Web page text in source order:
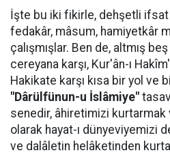
İşte bu iki fikirle, dehşetli
fedakâr, mâsum, hamiyetkâr
çalışmışlar. Ben de, altmış
cereyana karşı, Kur'ân-ı
Hakikate karşı kısa bir yol ve
"Dârülfünun-u İslâmiye"
senedir, âhiretimizi
olarak hayat-ı dünyeviyemizi
ve dalâletin helâketinden